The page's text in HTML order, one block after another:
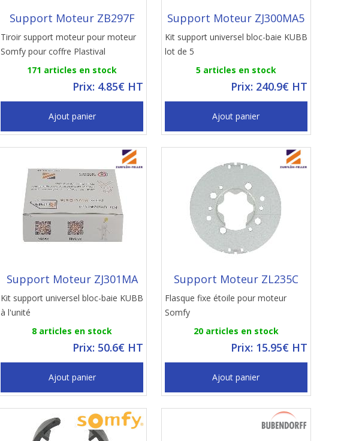
Support Moteur ZB297F
Tiroir support moteur pour moteur
Somfy pour coffre Plastival
171 articles en stock
Prix: 4.85€ HT
Ajout panier
Support Moteur ZJ300MA5
Kit support universel bloc-baie KUBB
lot de 5
5 articles en stock
Prix: 240.9€ HT
Ajout panier
Support Moteur ZJ301MA
Kit support universel bloc-baie KUBB
à l'unité
8 articles en stock
Prix: 50.6€ HT
Ajout panier
Support Moteur ZL235C
Flasque fixe étoile pour moteur
Somfy
20 articles en stock
Prix: 15.95€ HT
Ajout panier